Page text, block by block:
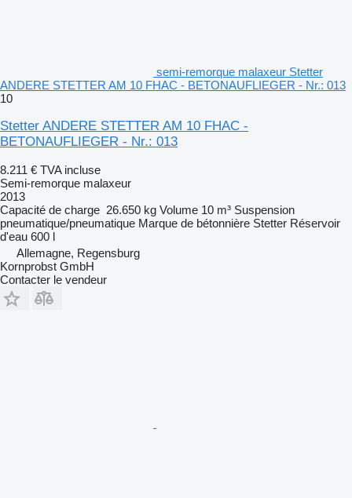
semi-remorque malaxeur Stetter
ANDERE STETTER AM 10 FHAC - BETONAUFLIEGER - Nr.: 013
10
Stetter ANDERE STETTER AM 10 FHAC -
BETONAUFLIEGER - Nr.: 013
8.211 € TVA incluse
Semi-remorque malaxeur
2013
Capacité de charge 26.650 kg Volume 10 m³ Suspension
pneumatique/pneumatique Marque de bétonnière Stetter Réservoir
d'eau 600 l
Allemagne, Regensburg
Kornprobst GmbH
Contacter le vendeur